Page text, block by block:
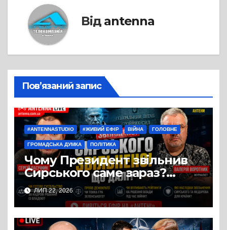
Від antenna
Пов’язаний запис
#ANTENNASTUDIO #ЖИВИЙ ЕФІР ВІЙНА ГОЛОВНЕ
ГРОМАДСЬКА ДУМКА ПОЛІТИКА
Чому Президент звільнив
Сирського саме зараз?
Розбір у студії «Антени» з
політичним експертом
Сергієм Пасічником
ЛИП 22, 2026